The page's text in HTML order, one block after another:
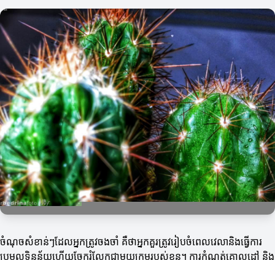
ចំណុចសំខាន់ៗដែលអ្នកត្រូវចងចាំ គឺថាអ្នកគួរត្រូវរៀបចំពេលវេលានិងធ្វើការ
ប្រមូលទិន្នន័យហើយចែករំលែកជាមួយក្រុមរបស់ខ្លួន។ ការកំណត់គោលដៅ និង